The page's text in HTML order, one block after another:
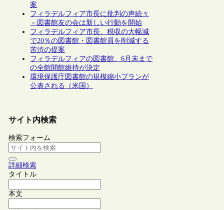
案
フィラデルフィア市長に批判の声続々
－図書館友の会は新しい行動を開始
フィラデルフィア市長、税収の大幅減
で20％の図書館・図書館員を削減する
苦渋の提案
フィラデルフィアの図書館、6月末まで
の全館開館維持が決定
環境保護庁図書館の規模縮小プランが
公表される（米国）
サイト内検索
検索フォーム
詳細検索
タイトル
本文